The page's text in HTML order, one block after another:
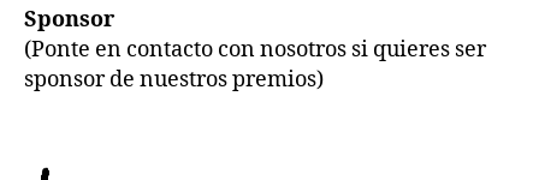
Sponsor
(Ponte en contacto con nosotros si quieres ser
sponsor de nuestros premios)